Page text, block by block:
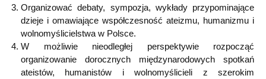
Organizować debaty, sympozja, wykłady przypominające
dzieje i omawiające współczesność ateizmu, humanizmu i
wolnomyślicielstwa w Polsce.
W możliwie nieodległej perspektywie rozpocząć
organizowanie dorocznych międzynarodowych spotkań
ateistów, humanistów i wolnomyślicieli z szerokim